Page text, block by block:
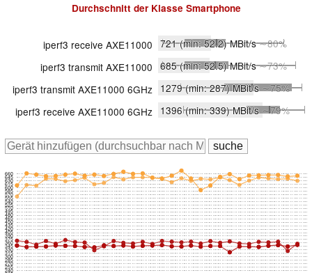
Durchschnitt der Klasse Smartphone
iperf3 receive AXE11000 721(min: 52.2)MBit/s∼80%
iperf3 transmit AXE11000 685(min: 52.5)MBit/s∼73%
iperf3 transmit AXE11000 6GHz
1279(min: 287)MBit/s∼75%
iperf3 receive AXE11000 6GHz
1396(min: 339)MBit/s∼79%
240
255
270
285
300
315
330
345
360
375
390
405
420
435
450
465
480
495
510
525
540
555
570
585
600
615
630
645
660